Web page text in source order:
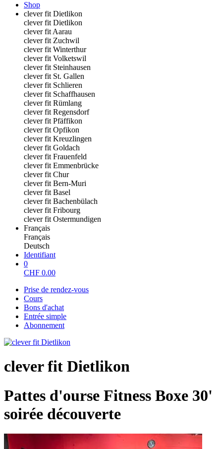
Shop
clever fit Dietlikon
clever fit Dietlikon
clever fit Aarau
clever fit Zuchwil
clever fit Winterthur
clever fit Volketswil
clever fit Steinhausen
clever fit St. Gallen
clever fit Schlieren
clever fit Schaffhausen
clever fit Rümlang
clever fit Regensdorf
clever fit Pfäffikon
clever fit Opfikon
clever fit Kreuzlingen
clever fit Goldach
clever fit Frauenfeld
clever fit Emmenbrücke
clever fit Chur
clever fit Bern-Muri
clever fit Basel
clever fit Bachenbülach
clever fit Fribourg
clever fit Ostermundigen
Français
Français
Deutsch
Identifiant
0
CHF 0.00
Prise de rendez-vous
Cours
Bons d'achat
Entrée simple
Abonnement
clever fit Dietlikon
Pattes d'ourse Fitness Boxe 30'
soirée découverte